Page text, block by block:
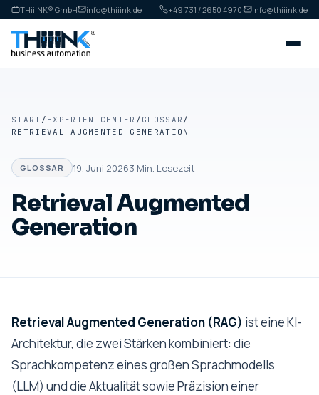
THiiiNK® GmbH info@thiiink.de +49 731 / 2650 4970· info@thiiink.de
START / EXPERTEN-CENTER / GLOSSAR /
RETRIEVAL AUGMENTED GENERATION
GLOSSAR 19. Juni 20263 Min. Lesezeit
Retrieval Augmented
Generation
Retrieval Augmented Generation (RAG) ist eine KI-
Architektur, die zwei Stärken kombiniert: die
Sprachkompetenz eines großen Sprachmodells
(LLM) und die Aktualität sowie Präzision einer